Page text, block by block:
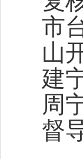
市
山
建
周
督